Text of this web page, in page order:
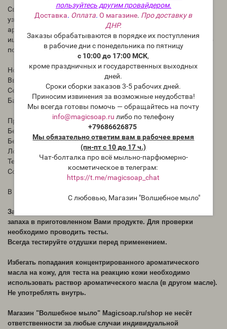
пользуйтесь другим провайдером.
Доставка. Оплата.О магазине. Про доставку в
ДНР.
Заказы обрабатываются в порядке их поступления
в рабочие дни с понедельника по пятницу
с 10:00 до 17:00 МСК,
кроме праздничных и государственных выходных
дней.
Сроки сборки заказов 3-5 рабочих дней.
Приносим извинения за возможные неудобства!
Мы всегда готовы помочь — обращайтесь на почту
info@magicsoap.ru либо по телефону
+79686626875
Мы обязательно ответим вам в рабочее время
(пн-пт с 10 до 17 ч.)
Чат-болталка про всё мыльно-парфюмерно-
косметическое в телеграм:
https://t.me/magicsoap_chat
С любовью, Магазин "Волшебное мыло"
Свежесрезанная трава — это настолько культовый,
узнаваемый аромат, что он найдет место в любой линейке
ароматов для дома или средств по уходу за телом. И если вы
ищете звезду в своем летнем составе, это обязательно нужно
попробовать.
Ноты аромата
Вверх: лемонграсс, цитрусовые
Середина: зеленые листья, трава
База: мох, шалфей
Процент использования:
Безопасная дозировка в свечах: 3-10%
Безопасная дозировка в мыле: 2-3%
Лосьон, безопасное использование: 1-2%
Температура кипения: 94 °C
Содержание ванилина: 0%
В мыле с нуля не протестирована.
Запах ароматического масла в бутылке может отличаться от
запаха в приготовленном Вами продукте. Для проверки
необходимо проводить тесты.
Всегда тестируйте отдушки перед применением.
Избегать попадания концентрированного ароматического
масла на кожу, для теста на реакцию кожи необходимо
использовать раствор ароматического масла (в другом масле).
Не употреблять внутрь.
Магазин "Волшебное мыло" Magicsoap.ru/shop не несёт
ответственности за любые случаи индивидуальной